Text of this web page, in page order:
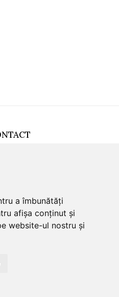
a îmbunătăți
afișa conținut și
website-ul nostru și
Cu ce te putem